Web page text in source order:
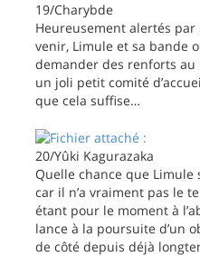
19/Charybde
Heureusement alertés
venir, Limule et sa bande
demander des renforts
un joli petit comité
que cela suffise…
20/Yûki Kagurazaka
Quelle chance que
car il n’a vraiment pas le
étant pour le moment à
lance à la poursuite d’un
de côté depuis déjà